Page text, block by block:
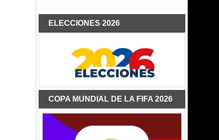
ELECCIONES 2026
COPA MUNDIAL DE LA FIFA 2026